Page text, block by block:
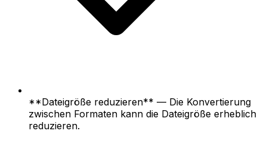
**Dateigröße reduzieren** — Die Konvertierung
zwischen Formaten kann die Dateigröße erheblich
reduzieren.